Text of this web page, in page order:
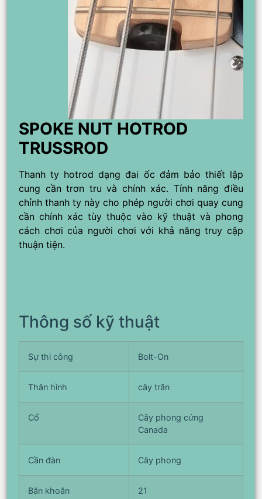
SPOKE NUT HOTROD
TRUSSROD
Thanh ty hotrod dạng đai ốc đảm bảo thiết lập
cung cần trơn tru và chính xác. Tính năng điều
chỉnh thanh ty này cho phép người chơi quay cung
cần chính xác tùy thuộc vào kỹ thuật và phong
cách chơi của người chơi với khả năng truy cập
thuận tiện.
Thông số kỹ thuật
Sự thi công Bolt-On
Thân hình cây trăn
Cổ
Cây phong cứng
Canada
Cần đàn Cây phong
Băn khoăn 21